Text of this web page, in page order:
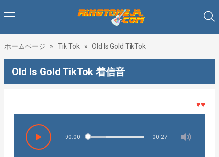
ホームページ » Tik Tok » Old Is Gold TikTok
Old Is Gold TikTok 着信音
♥♥♥着メ
00:00 00:27